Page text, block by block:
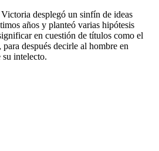
desplegó un sinfín de ideas
años y planteó varias hipótesis
en cuestión de títulos como el
después decirle al hombre en
su intelecto.